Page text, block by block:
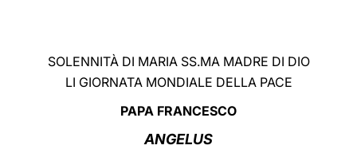
中文
SOLENNITÀ DI MARIA SS.MA MADRE DI DIO
LI GIORNATA MONDIALE DELLA PACE
PAPA FRANCESCO
ANGELUS